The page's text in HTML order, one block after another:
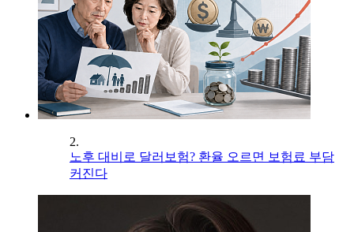
2.
노후 대비로 달러보험? 환율 오르면 보험료 부담
커진다